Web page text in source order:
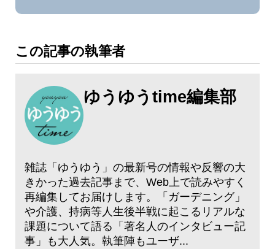
この記事の執筆者
ゆうゆうtime編集部
雑誌「ゆうゆう」の最新号の情報や反響の大
きかった過去記事まで、Web上で読みやすく
再編集してお届けします。「ガーデニング」
や介護、持病等人生後半戦に起こるリアルな
課題について語る「著名人のインタビュー記
事」も大人気。執筆陣もユーザ...